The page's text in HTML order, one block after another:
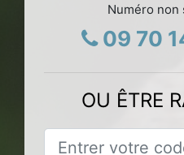
Numéro non
09 70
OU ÊTRE